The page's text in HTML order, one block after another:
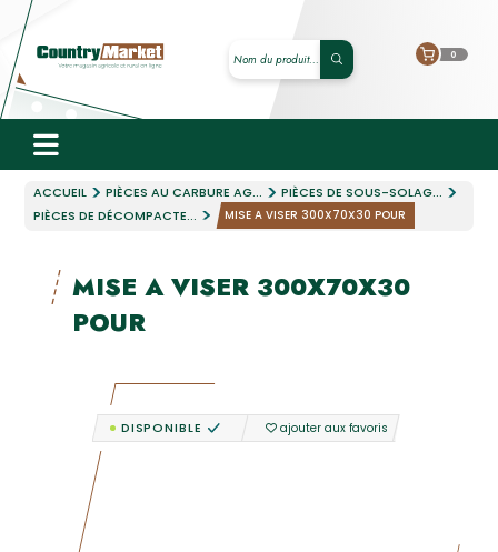
0
ACCUEIL PIÈCES AU CARBURE AG...
PIÈCES DE SOUS-SOLAG...
PIÈCES DE DÉCOMPACTE...
MISE A VISER 300X70X30 POUR
MISE A VISER 300X70X30
POUR
DISPONIBLE ajouter aux favoris